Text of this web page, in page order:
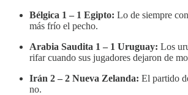
Bélgica 1 – 1 Egipto: Lo de siempre
más frío el pecho.
Arabia Saudita 1 – 1 Uruguay: Los
rifar cuando sus jugadores dejaron de
Irán 2 – 2 Nueva Zelanda: El partido
no.